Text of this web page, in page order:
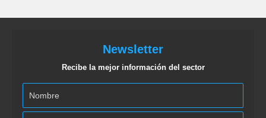
Newsletter
Recibe la mejor información del sector